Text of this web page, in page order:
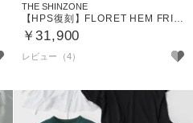
THE SHINZONE
【HPS復刻】FLORET HEM FRILL SK
￥31,900
レビュー（4）